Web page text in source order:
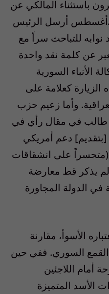
باستثناء المالكي عن
أرسل الرئيس
نوابه للتباحث سراً مع
عن كلمة نقد واحدة
الأنباء السورية
الزيارة كعلامة على
وأما زعيم حزب
طالب في مقال رأي في
دعم أمريكي
(متحسراً على انشقاقات
يذكر قط معارضة
في الدولة المجاورة
الأسوأ، مقارنة
القمع السوري. ففي حين
أمام اللاجئين
الأسد المتميزة